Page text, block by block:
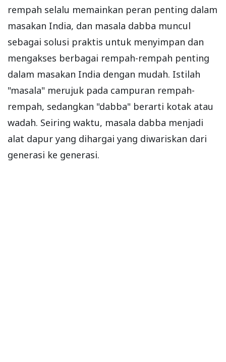
rempah selalu memainkan peran penting dalam
masakan India, dan masala dabba muncul
sebagai solusi praktis untuk menyimpan dan
mengakses berbagai rempah-rempah penting
dalam masakan India dengan mudah. Istilah
"masala" merujuk pada campuran rempah-
rempah, sedangkan "dabba" berarti kotak atau
wadah. Seiring waktu, masala dabba menjadi
alat dapur yang dihargai yang diwariskan dari
generasi ke generasi.